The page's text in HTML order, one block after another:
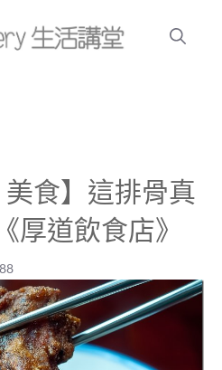
食】這排骨真
厚道飲食店》
| 樂爸 happy88